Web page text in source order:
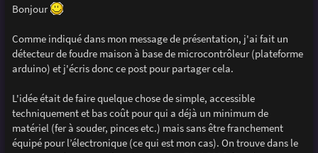
s
s
e
Bonjour
Comme indiqué dans mon message de présentation, j'ai fait un
détecteur de foudre maison à base de microcontrôleur (plateforme
arduino) et j'écris donc ce post pour partager cela.
L'idée était de faire quelque chose de simple, accessible
techniquement et bas coût pour qui a déjà un minimum de
matériel (fer à souder, pinces etc.) mais sans être franchement
équipé pour l’électronique (ce qui est mon cas). On trouve dans le